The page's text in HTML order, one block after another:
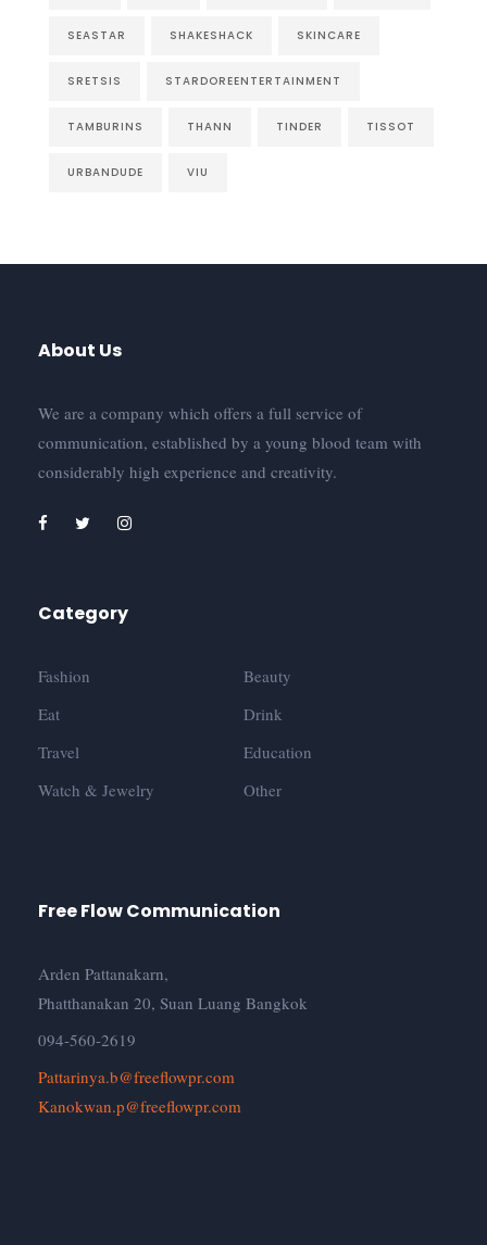
SEASTAR SHAKESHACK SKINCARE
SRETSIS STARDOREENTERTAINMENT
TAMBURINS THANN TINDER TISSOT
URBANDUDE VIU
About Us
We are a company which offers a full service of
communication, established by a young blood team with
considerably high experience and creativity.
Category
Fashion
Beauty
Eat
Drink
Travel
Education
Watch & Jewelry
Other
Free Flow Communication
Arden Pattanakarn,
Phatthanakan 20, Suan Luang Bangkok
094-560-2619
Pattarinya.b@freeflowpr.com
Kanokwan.p@freeflowpr.com